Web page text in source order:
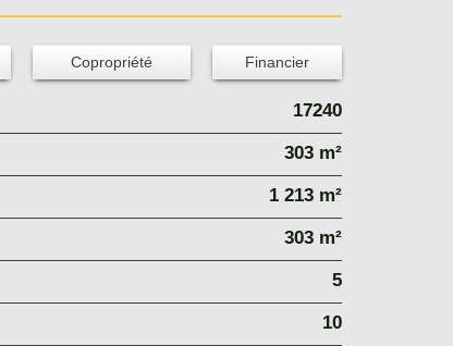
Copropriété Financier
17240
303 m²
1 213 m²
303 m²
5
10